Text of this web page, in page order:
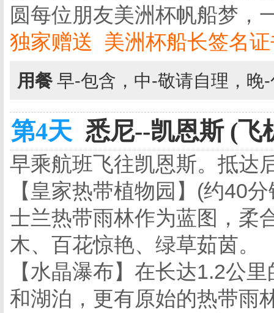
圆每位朋友美洲杯帆船梦，
独家赠送 美洲杯船长签名
用餐 早-包含，中-敬请自理，晚
第4天 悉尼--凯恩斯 (飞
早乘航班飞往凯恩斯。抵达
【皇家热带植物园】(约40
士兰热带雨林作为蓝图，柔
木、百花惊艳、绿草茹茵。
【水晶瀑布】在长达1.2公
和湖泊，更有原始的热带雨